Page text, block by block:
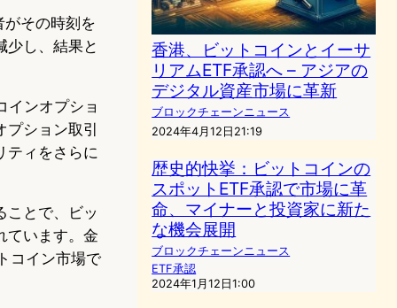
がその時刻を
少し、結果と
インオプショ
プション取引
ティをさらに
ことで、ビッ
ています。金
コイン市場で
香港、ビットコインとイーサ
リアムETF承認へ – アジアの
デジタル資産市場に革新
ブロックチェーンニュース
2024年4月12日21:19
歴史的快挙：ビットコインの
スポットETF承認で市場に革
命、マイナーと投資家に新た
な機会展開
ブロックチェーンニュース
ETF承認
2024年1月12日1:00